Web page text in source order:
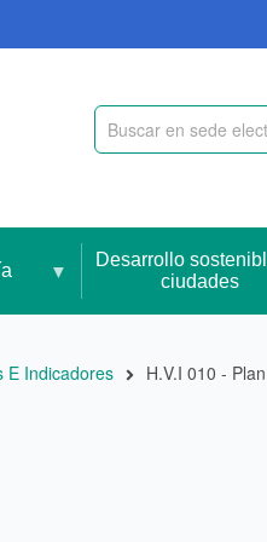
Desarrollo
ciudades
E Indicadores H.V.I 010 -